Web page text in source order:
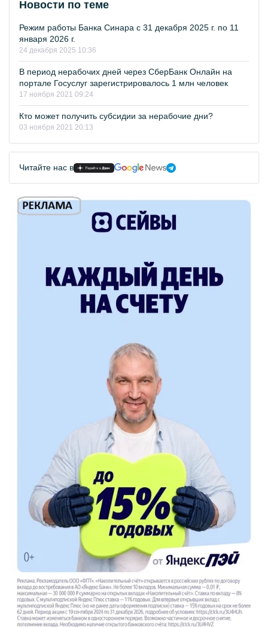
Новости по теме
Режим работы Банка Синара с 31 декабря 2025 г. по 11
января 2026 г.
24 декабря 2025 10:36
В период нерабочих дней через СберБанк Онлайн на
портале Госуслуг зарегистрировалось 1 млн человек
17 ноября 2021 09:24
Кто может получить субсидии за нерабочие дни?
03 ноября 2021 20:13
Читайте нас в